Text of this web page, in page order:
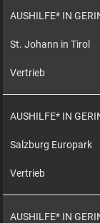
AUSHILFE* IN
St. Johann in Tirol
Vertrieb
AUSHILFE* IN
Salzburg Europark
Vertrieb
AUSHILFE* IN